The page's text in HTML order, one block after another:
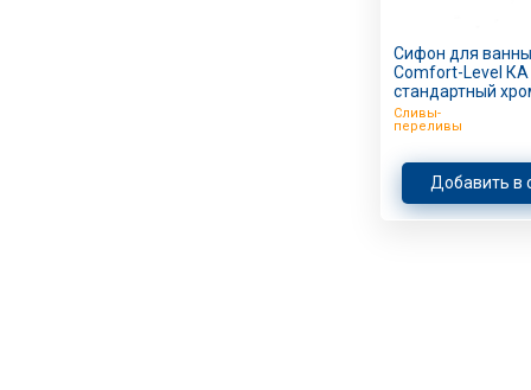
Сифон для
Comfort-Level КА
стандартный
Сливы-
переливы
Добавить в